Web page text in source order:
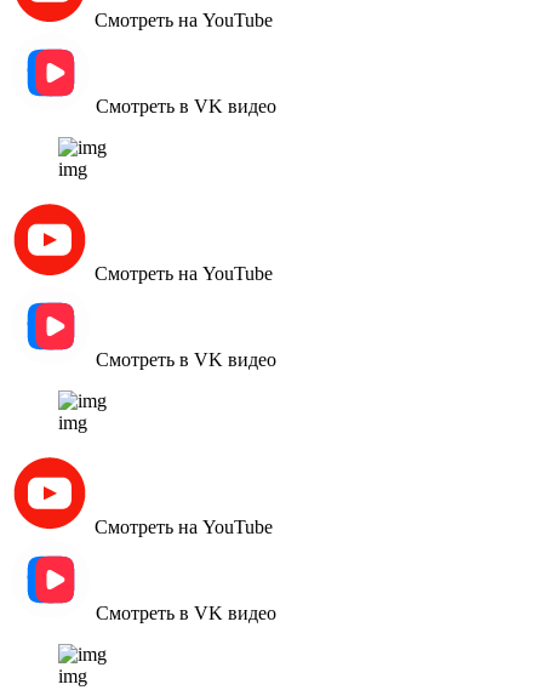
Смотреть на YouTube
Смотреть в VK видео
img
Смотреть на YouTube
Смотреть в VK видео
img
Смотреть на YouTube
Смотреть в VK видео
img